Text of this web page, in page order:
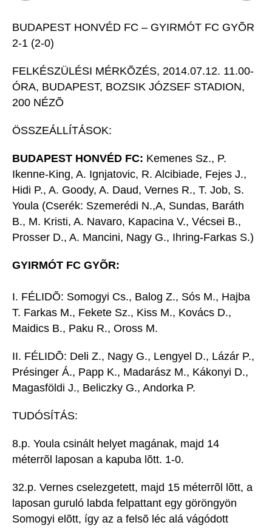
BUDAPEST HONVÉD FC – GYIRMÓT FC GYÕR
2-1 (2-0)
FELKÉSZÜLÉSI MÉRKÕZÉS, 2014.07.12. 11.00-
ÓRA, BUDAPEST, BOZSIK JÓZSEF STADION,
200 NÉZÕ
ÖSSZEÁLLÍTÁSOK:
BUDAPEST HONVÉD FC: Kemenes Sz., P.
Ikenne-King, A. Ignjatovic, R. Alcibiade, Fejes J.,
Hidi P., A. Goody, A. Daud, Vernes R., T. Job, S.
Youla (Cserék: Szemerédi N.,A, Sundas, Baráth
B., M. Kristi, A. Navaro, Kapacina V., Vécsei B.,
Prosser D., A. Mancini, Nagy G., Ihring-Farkas S.)
GYIRMÓT FC GYÕR:
I. FÉLIDÕ: Somogyi Cs., Balog Z., Sós M., Hajba
T. Farkas M., Fekete Sz., Kiss M., Kovács D.,
Maidics B., Paku R., Oross M.
II. FÉLIDÕ: Deli Z., Nagy G., Lengyel D., Lázár P.,
Présinger Á., Papp K., Madarász M., Kákonyi D.,
Magasföldi J., Beliczky G., Andorka P.
TUDÓSÍTÁS:
8.p. Youla csinált helyet magának, majd 14
méterrõl laposan a kapuba lõtt. 1-0.
32.p. Vernes cselezgetett, majd 15 méterrõl lõtt, a
laposan guruló labda felpattant egy göröngyön
Somogyi elõtt, így az a felsõ léc alá vágódott